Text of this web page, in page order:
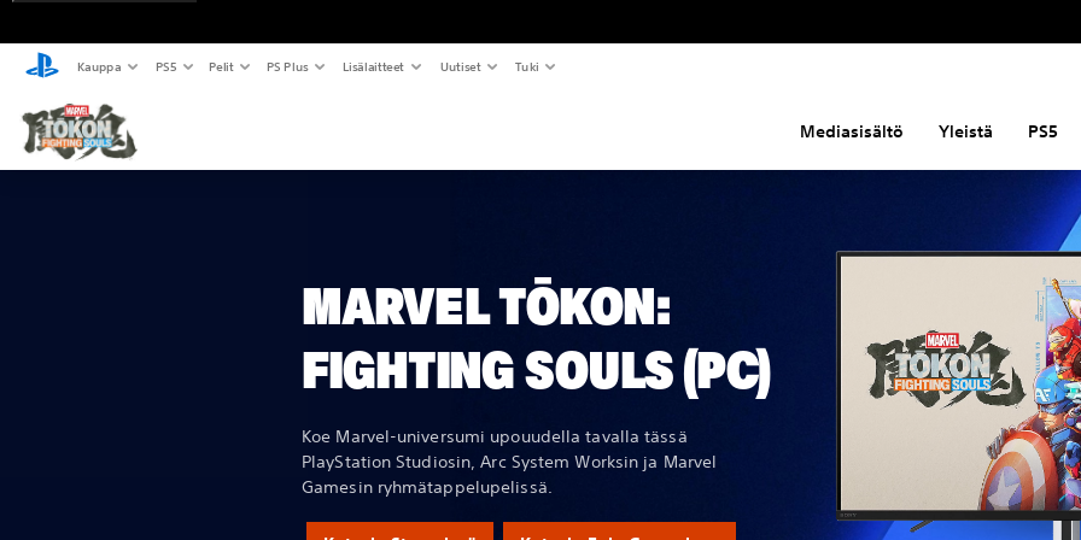
Kauppa PS5 Pelit PS Plus Lisälaitteet Uutiset Tuki
Mediasisältö Yleistä PS5
MARVEL TŌKON:
FIGHTING SOULS (PC)
Koe Marvel-universumi upouudella tavalla tässä
PlayStation Studiosin, Arc System Worksin ja Marvel
Gamesin ryhmätappelupelissä.